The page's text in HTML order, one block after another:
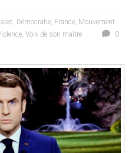
Démocratie France Mouvement
,Voix de son maître
0